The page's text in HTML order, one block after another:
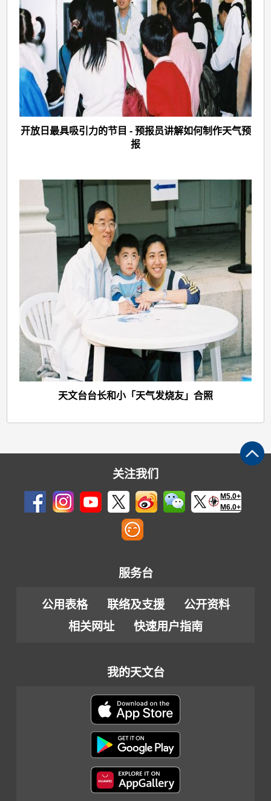
开放日最具吸引力的节目 - 预报员讲解如何制作天气预
报
天文台台长和小「天气发烧友」合照
关注我们
M5.0+
M6.0+
服务台
公用表格 联络及支援
公开资料
相关网址
快速用户指南
我的天文台